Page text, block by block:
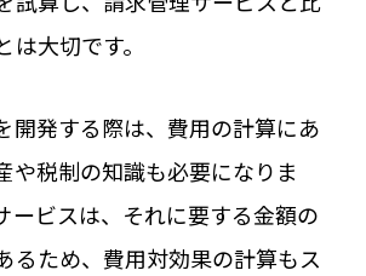
大切です。
開発する際は、費用の計算にあ
や税制の知識も必要になりま
ービスは、それに要する金額の
るため、費用対効果の計算もス